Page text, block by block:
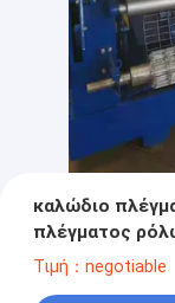
καλώδιο
πλέγματος
2m 60times/Min
Τιμή：negotiable